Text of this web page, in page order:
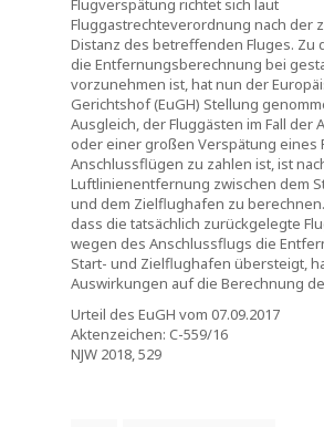
Flugverspätung richtet sich laut
Fluggastrechteverordnung nach der
Distanz des betreffenden Fluges. Zu
die Entfernungsberechnung bei
vorzunehmen ist, hat nun der
Gerichtshof (EuGH) Stellung
Ausgleich, der Fluggästen im Fall der
oder einer großen Verspätung eines
Anschlussflügen zu zahlen ist, ist
Luftlinienentfernung zwischen dem
und dem Zielflughafen zu
dass die tatsächlich zurückgelegte
wegen des Anschlussflugs die
Start- und Zielflughafen übersteigt,
Auswirkungen auf die Berechnung
Urteil des EuGH vom 07.09.2017
Aktenzeichen: C-559/16
NJW 2018, 529